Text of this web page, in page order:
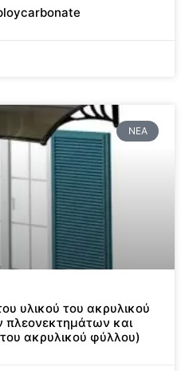
ΝΈΑ
υλικού του ακρυλικού
και
ακρυλικού φύλλου)